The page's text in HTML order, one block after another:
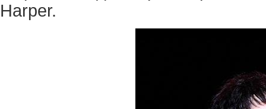
Harper.